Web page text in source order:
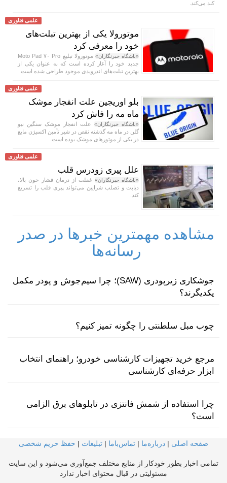
کند می‌کند.
علمی فناوری
موتورولا یکی از بهترین تبلت‌های
خود را معرفی کرد
«باشگاه خبرنگاران»
موتورولا تبلیغ Moto Pad ۷۰ Pro
جدید خود را آغاز کرده است که به عنوان یکی از
بهترین تبلت‌های اندرویدی موجود طراحی شده است.
علمی فناوری
بلو اوریجین علت انفجار موشک
ماه مه را فاش کرد
«باشگاه خبرنگاران» علت انفجار موشک سنگین نیو
گلن در ماه مه گذشته نقص در شیر تأمین اکسیژن مایع
در یکی از موتور‌های موشک بوده است.
علمی فناوری
علل پیری زودرس قلب
«باشگاه خبرنگاران» غفلت از درمان فشار خون بالا،
دیابت و تصلب شرایین می‌تواند پیری قلب را تسریع
کند.
مشاهده مهمترین خبرها در صدر
رسانه‌ها
جوشکاری زیرپودری (SAW)؛ چرا سیم‌جوش و پودر مکمل
یکدیگرند؟
چوب مبل سلطنتی را چگونه تمیز کنیم؟
مرجع خرید تجهیزات کارشناسی خودرو؛ راهنمای انتخاب
ابزار حرفه‌ای کارشناسی
چرا استفاده از شمش فانتزی در تابلوهای برق الزامی
است؟
صفحه اصلی | درباره‌ما | تماس‌با‌ما | تبلیغات | حفظ حریم شخصی
تمامی اخبار بطور خودکار از منابع مختلف جمع‌آوری می‌شود و این سایت
مسئولیتی در قبال محتوای اخبار ندارد